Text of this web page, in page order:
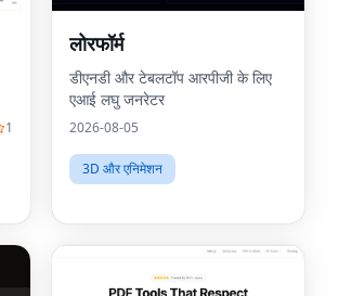
1
लोरफॉर्म
डीएनडी और टेबलटॉप आरपीजी के लिए
एआई लघु जनरेटर
2026-08-05
3D और एनिमेशन